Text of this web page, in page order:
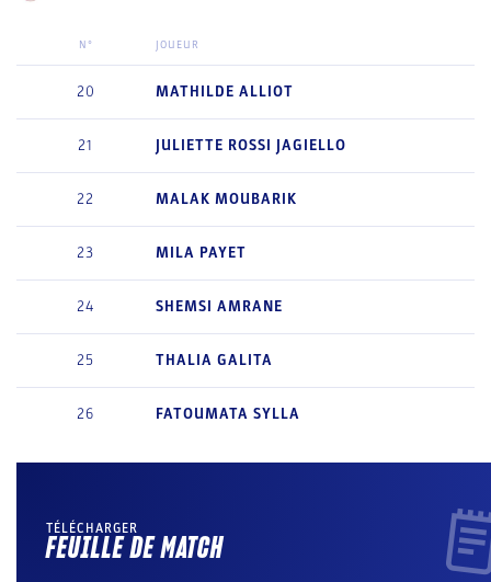
N° JOUEUR
20 MATHILDE ALLIOT
21 JULIETTE ROSSI JAGIELLO
22 MALAK MOUBARIK
23 MILA PAYET
24 SHEMSI AMRANE
25 THALIA GALITA
26 FATOUMATA SYLLA
TÉLÉCHARGER
FEUILLE DE MATCH